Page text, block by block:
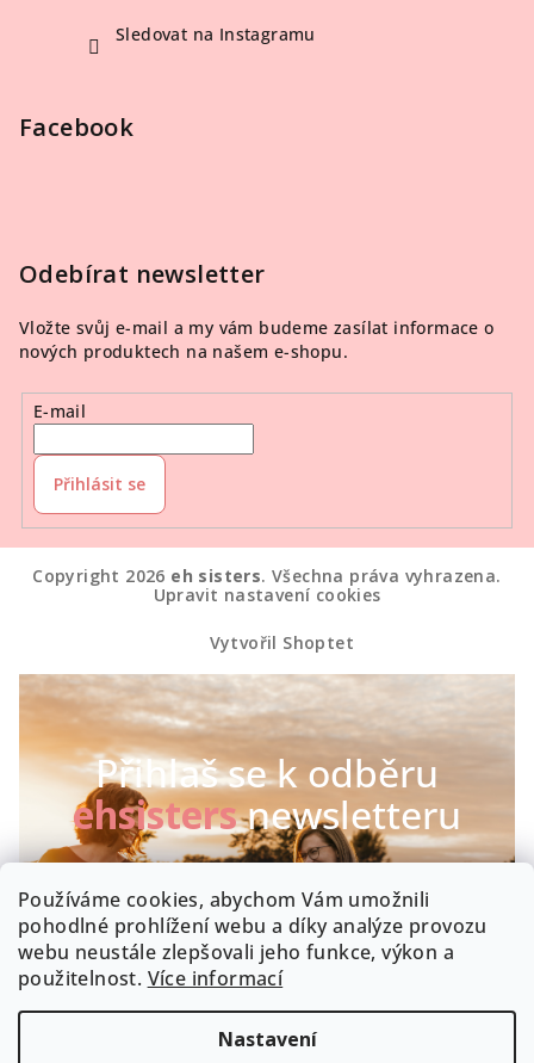
Používáme cookies, abychom Vám umožnili
pohodlné prohlížení webu a díky analýze provozu
webu neustále zlepšovali jeho funkce, výkon a
použitelnost. Více informací
Nastavení
Sledovat na Instagramu
Facebook
Odebírat newsletter
Vložte svůj e-mail a my vám budeme zasílat informace o
nových produktech na našem e-shopu.
E-mail
Přihlásit se
Copyright 2026 eh sisters. Všechna práva vyhrazena.
Upravit nastavení cookies
Vytvořil Shoptet
Přihlaš se k odběru
ehsistersnewsletteru
Chceš být první, kdo se dozví o našich novinkách a
speciálních akcích? Máme radost :-)
Byla by škoda, kdyby zrovna Tobě něco uniklo!